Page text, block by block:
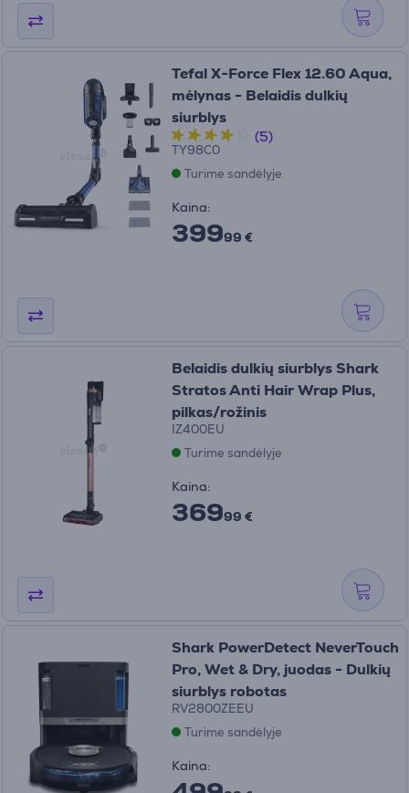
Tefal X-Force Flex 12.60 Aqua,
mėlynas - Belaidis dulkių
siurblys
(5)
TY98C0
Turime sandėlyje
Kaina:
39999 €
Belaidis dulkių siurblys Shark
Stratos Anti Hair Wrap Plus,
pilkas/rožinis
IZ400EU
Turime sandėlyje
Kaina:
36999 €
Shark PowerDetect NeverTouch
Pro, Wet & Dry, juodas - Dulkių
siurblys robotas
RV2800ZEEU
Turime sandėlyje
Kaina: